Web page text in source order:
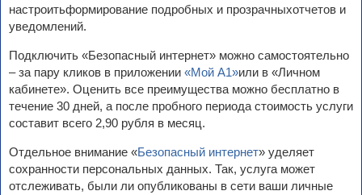
настроитьформирование подробных и прозрачныхотчетов и
уведомлений.
Подключить «Безопасный интернет» можно самостоятельно
– за пару кликов в приложении «Мой А1»или в «Личном
кабинете». Оценить все преимущества можно бесплатно в
течение 30 дней, а после пробного периода стоимость услуги
составит всего 2,90 рубля в месяц.
Отдельное внимание «Безопасный интернет» уделяет
сохранности персональных данных. Так, услуга может
отслеживать, были ли опубликованы в сети ваши личные